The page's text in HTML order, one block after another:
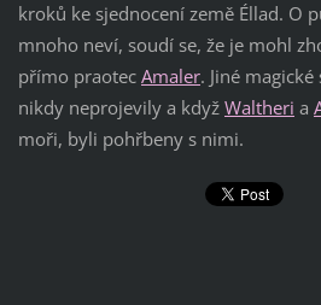
kroků ke sjednocení země Éllad. O
mnoho neví, soudí se, že je mohl
přímo praotec Amaler. Jiné
nikdy neprojevily a když Waltheri a
moři, byli pohřbeny s nimi.